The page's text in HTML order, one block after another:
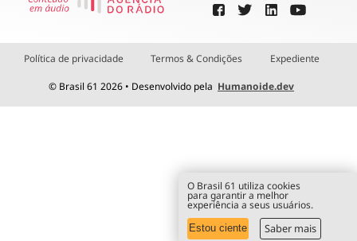
Política de privacidade Termos & Condições Expediente
© Brasil 61 2026 • Desenvolvido pela Humanoide.dev
O Brasil 61 utiliza cookies
para garantir a melhor
experiência a seus usuários.
Estou ciente Saber mais